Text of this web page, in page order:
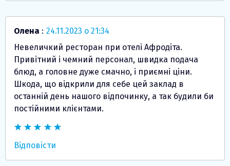
Олена : 24.11.2023 о 21:34
Невеличкий ресторан при отелі Афродіта.
Привітний і чемний персонал, швидка подача
блюд, а головне дуже смачно, і приємні ціни.
Шкода, що відкрили для себе цей заклад в
останній день нашого відпочинку, а так будили би
постійними клієнтами.
Відповісти